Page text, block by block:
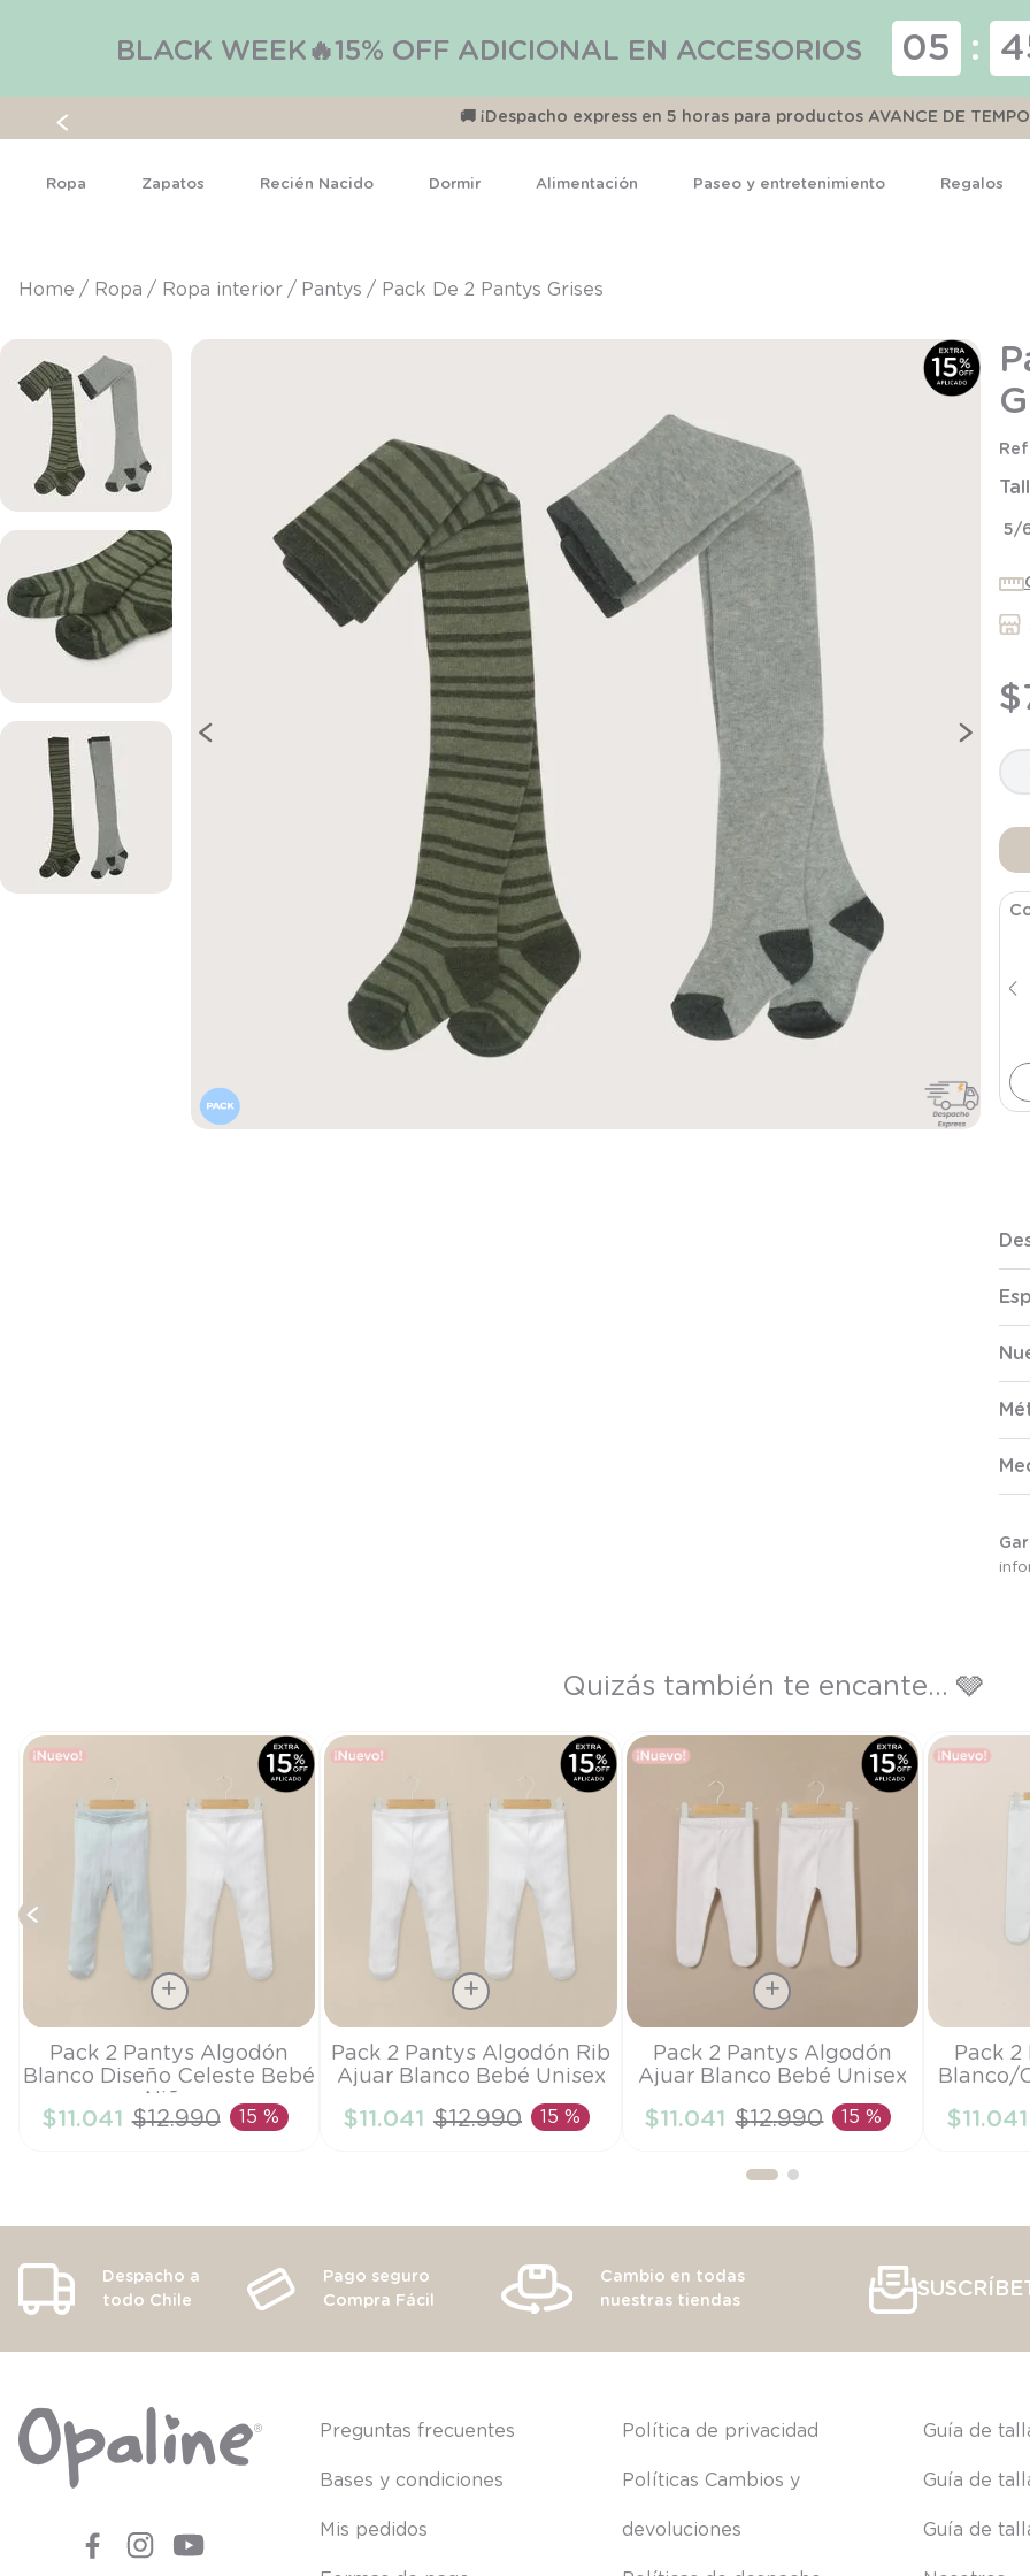
BLACK WEEK🔥15% OFF ADICIONAL EN ACCESORIOS 05 :
🚚 ¡Despacho express en 5 horas para productos AVANCE DE
Ropa Zapatos Recién Nacido Dormir Alimentación Paseo y entretenimiento Regalos
ropa ropa interior pantys Pack De 2 Pantys Grises
5/
$
Pantalon Buzo Infant Niño Azul
6495 12. 990
Quizás también te encante... 🩶
Talla
PR
AÑADIR AL CARRITO
Pack 2 Pantys Algodón
Blanco Diseño Celeste Bebé
Niño
$11 .041 $12.990 15 %
Talla
PR
AÑADIR AL CARRITO
Pack 2 Pantys Algodón Rib
Ajuar Blanco Bebé Unisex
$11 .041 $12.990 15 %
Talla
PR
AÑADIR AL CARRITO
Pack 2 Pantys Algodón
Ajuar Blanco Bebé Unisex
$11 .041 $12.990 15 %
Talla
PR
Pack
Blanco/
$11 .041
Despacho a
todo Chile
Pago seguro
Compra Fácil
Cambio en todas
nuestras tiendas
Preguntas frecuentes
Bases y condiciones
Mis pedidos
Política de privacidad
Políticas Cambios y
devoluciones
Guía de
Guía de
Guía de
panty
.
manta
7.
niña
8
saco dormir
.
saco
10 . zapatillas niño